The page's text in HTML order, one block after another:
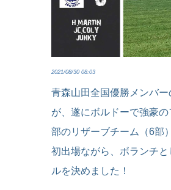
2021/08/30 08:03
青森山田全国優勝メンバ
が、遂にボルドーで強豪の
部のリザーブチーム（6部
初出場ながら、ボランチと
ルを決めました！